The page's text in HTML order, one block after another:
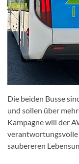
Die beiden Busse
und sollen über
Kampagne will der
verantwortungsvolle
saubereren